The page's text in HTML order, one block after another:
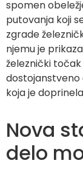
spomen
putovanja koji
zgrade
njemu je
železnički
dostojanstveno
koja je
Nova
delo